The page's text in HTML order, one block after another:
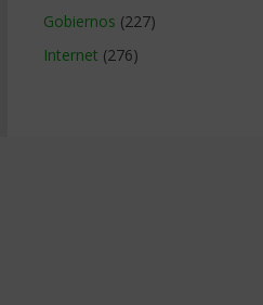
Gobiernos (227)
Internet (276)